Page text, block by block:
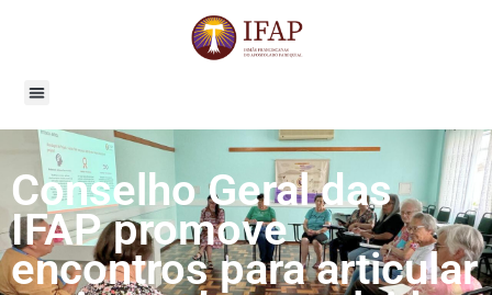
Conselho Geral das
IFAP promove
encontros para articular